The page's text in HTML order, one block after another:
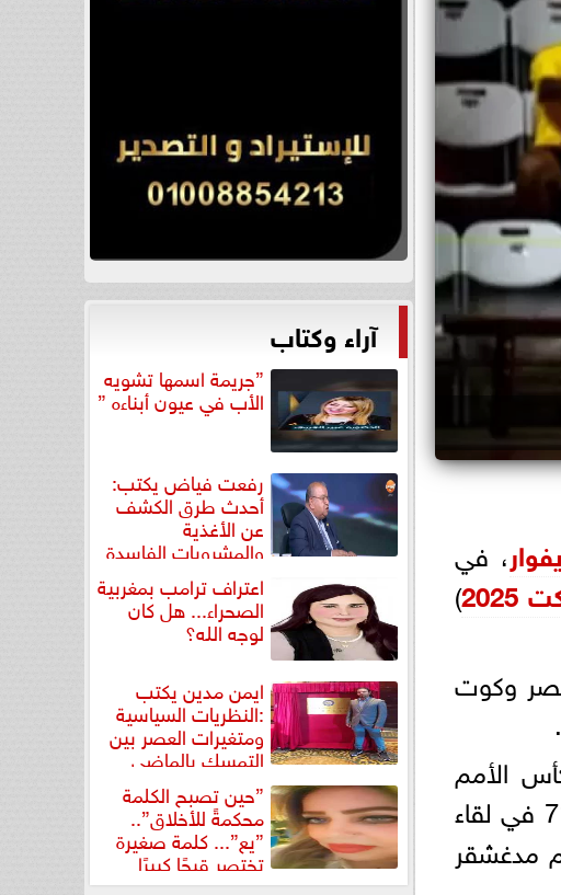
، في
)
وكوت
الأمم
، بنتيجة 75-71 في لقاء
مدغشقر
آراء وكتاب
”جريمة اسمها تشويه
الأب في عيون أبناءه ”
رفعت فياض يكتب:
أحدث طرق الكشف
عن الأغذية
والمشروبات الفاسدة
اعتراف ترامب بمغربية
الصحراء... هل كان
لوجه الله؟
ايمن مدين يكتب
:النظريات السياسية
ومتغيرات العصر بين
التمسك بالماضي
ومواجهة تحديات...”حين تصبح الكلمة
محكمةً للأخلاق”..
”يع”... كلمة صغيرة
تختصر قبحًا كبيرًا